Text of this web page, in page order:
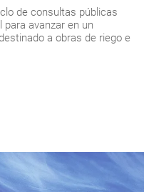
de consultas públicas
avanzar en un
a obras de riego e